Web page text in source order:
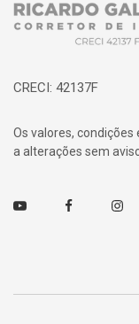
CRECI: 42137F
Os valores,
a alterações sem
Youtube Facebook